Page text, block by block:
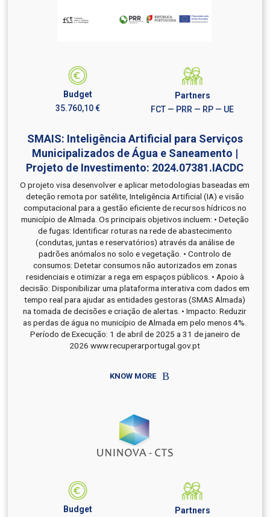
Budget
35.760,10 €
Partners
FCT — PRR — RP — UE
SMAIS: Inteligência Artificial para Serviços
Municipalizados de Água e Saneamento |
Projeto de Investimento: 2024.07381.IACDC
O projeto visa desenvolver e aplicar metodologias baseadas em
deteção remota por satélite, Inteligência Artificial (IA) e visão
computacional para a gestão eficiente de recursos hídricos no
município de Almada. Os principais objetivos incluem: • Deteção
de fugas: Identificar roturas na rede de abastecimento
(condutas, juntas e reservatórios) através da análise de
padrões anómalos no solo e vegetação. • Controlo de
consumos: Detetar consumos não autorizados em zonas
residenciais e otimizar a rega em espaços públicos. • Apoio à
decisão: Disponibilizar uma plataforma interativa com dados em
tempo real para ajudar as entidades gestoras (SMAS Almada)
na tomada de decisões e criação de alertas. • Impacto: Reduzir
as perdas de água no município de Almada em pelo menos 4%.
Período de Execução: 1 de abril de 2025 a 31 de janeiro de
2026 www.recuperarportugal.gov.pt
KNOW MORE
Budget
Partners